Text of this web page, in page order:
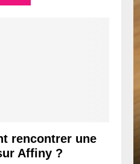
rencontrer une
Affiny ?